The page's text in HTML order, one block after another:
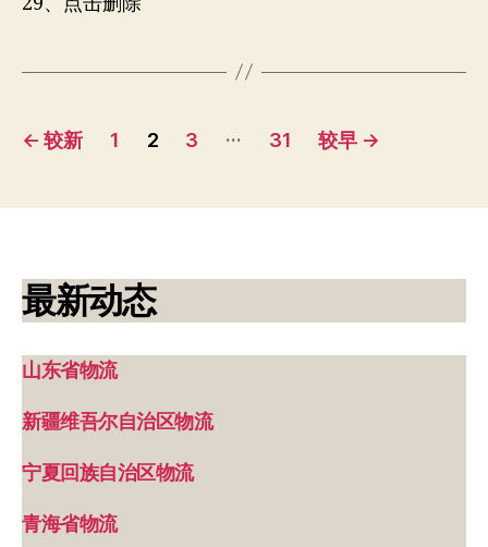
文
分
← 较新 1 2 3 … 31 较早 →
最新动态
山东省物流
新疆维吾尔自治区物流
宁夏回族自治区物流
青海省物流